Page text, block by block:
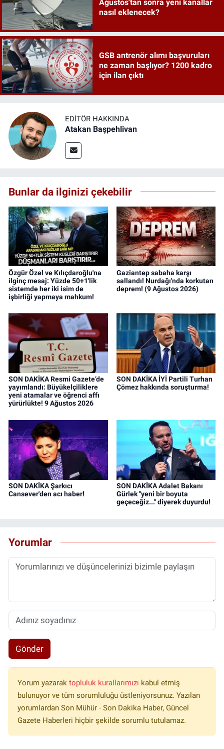
Ağustos'tan sonra yeni kanallar
nasıl eklenecek?
GSB antrenör alımı başvuruları
ne zaman başlıyor? 1200 kadro
için ilan çıktı
EDITÖR HAKKINDA
Atakan Başpehlivan
Bunlar da ilginizi çekebilir
Özgür Özel ve Kılıçdaroğlu'na
ilginç mesaj: Yüzde 50+1'lik
sistemde her iki isim de
işbirliği yapmaya mahkum!
Gaziantep sabaha karşı
sallandı! Nurdağı'nda korkutan
deprem! (9 Ağustos 2026)
SON DAKİKA Resmi Gazete’de
yayımlandı: Büyükelçiliklere
yeni atamalar ve öğrenci affı
yürürlükte! 9 Ağustos 2026
SON DAKİKA İYİ Partili Turhan
Çömez hakkında soruşturma!
SON DAKİKA Şarkıcı
Cansever'den acı haber!
SON DAKİKA Adalet Bakanı
Gürlek ''yeni bir boyuta
geçeceğiz...'' diyerek duyurdu!
Yorumlar
Gönder
Yorum yazarak topluluk kurallarımızı kabul etmiş
bulunuyor ve tüm sorumluluğu üstleniyorsunuz. Yazılan
yorumlardan Son Mühür - Son Dakika Haber, Güncel
Gazete Haberleri hiçbir şekilde sorumlu tutulamaz.